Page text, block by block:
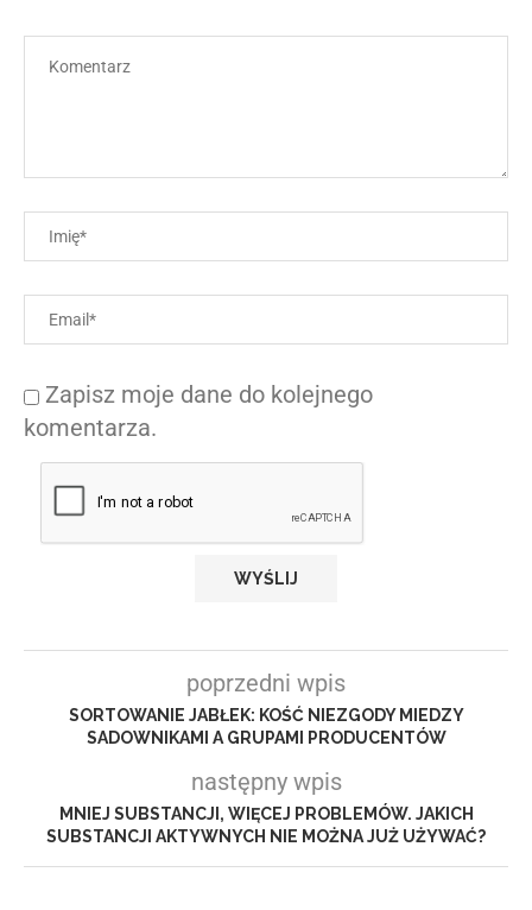
Zapisz moje dane do kolejnego
komentarza.
poprzedni wpis
SORTOWANIE JABŁEK: KOŚĆ NIEZGODY MIEDZY
SADOWNIKAMI A GRUPAMI PRODUCENTÓW
następny wpis
MNIEJ SUBSTANCJI, WIĘCEJ PROBLEMÓW. JAKICH
SUBSTANCJI AKTYWNYCH NIE MOŻNA JUŻ UŻYWAĆ?